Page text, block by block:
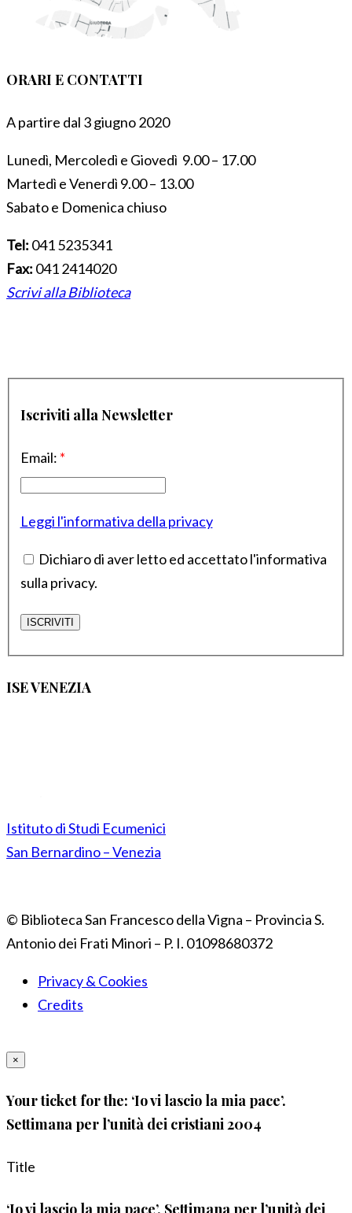
ORARI E CONTATTI
A partire dal 3 giugno 2020
Lunedì, Mercoledì e Giovedì 9.00 – 17.00
Martedì e Venerdì 9.00 – 13.00
Sabato e Domenica chiuso
Tel: 041 5235341
Fax: 041 2414020
Scrivi alla Biblioteca
Iscriviti alla Newsletter
Email: *
Leggi l'informativa della privacy
Dichiaro di aver letto ed accettato l'informativa
sulla privacy.
ISE VENEZIA
Istituto di Studi Ecumenici
San Bernardino – Venezia
© Biblioteca San Francesco della Vigna – Provincia S.
Antonio dei Frati Minori – P. I. 01098680372
Privacy & Cookies
Credits
×
Your ticket for the: ‘Io vi lascio la mia pace’.
Settimana per l’unità dei cristiani 2004
Title
‘Io vi lascio la mia pace’. Settimana per l’unità dei